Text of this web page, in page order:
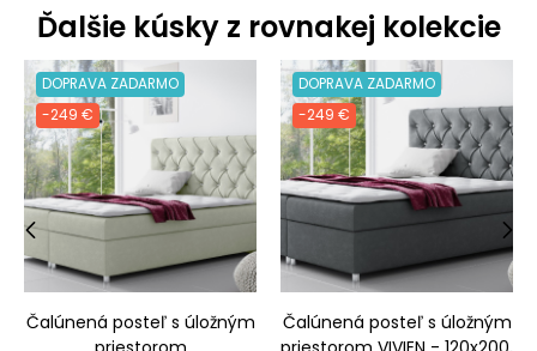
Ďalšie kúsky z rovnakej kolekcie
DOPRAVA ZADARMO
-249 €
Čalúnená posteľ s úložným
DOPRAVA ZADARMO
-249 €
Čalúnená posteľ s úložným
›